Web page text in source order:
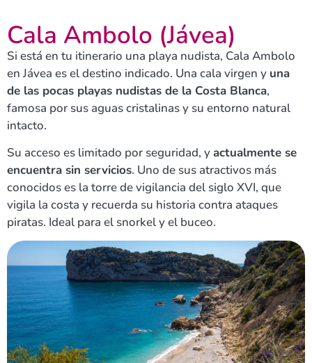
Cala Ambolo (Jávea)
Si está en tu itinerario una playa nudista, Cala Ambolo
en Jávea es el destino indicado. Una cala virgen y una
de las pocas playas nudistas de la Costa Blanca,
famosa por sus aguas cristalinas y su entorno natural
intacto.
Su acceso es limitado por seguridad, yactualmente se
encuentra sin servicios. Uno de sus atractivos más
conocidos es la torre de vigilancia del siglo XVI, que
vigila la costa y recuerda su historia contra ataques
piratas. Ideal para el snorkel y el buceo.